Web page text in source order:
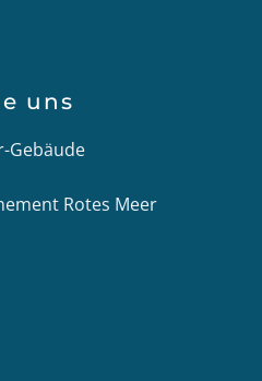
uns
Gebäude
Rotes Meer